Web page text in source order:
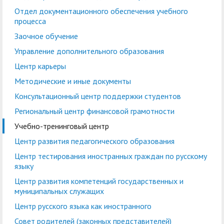
Управление по
правовой и кадровой
работе
Управление
финансового контроля
Планово-финансовое
управление
комплексной
безопасности
Координационный
центр
Антитеррористическая
Противодействие
коррупции
Центр цифрового
развития
информационной
политике и связям с
Отдел практической
подготовки студентов
Отдел
процесса
Заочное обучение
образования
Центр карьеры
документы
Консультационный
центр поддержки
студентов
Региональный центр
финансовой
Учебно-тренинговый
Центр развития
воспитательной работе
Центр
добровольчества
«Абилимпикс»
Экскурсионно-
Ассоциация
выпускников
Информационные
материалы
кадров
Лаборатории, НШ,
кафедра
Научные мероприятия в
ГАГУ
гостеприимства
Национальный проект
«Наука и
университеты»
Военно-патриотический
клуб "БАРС"
Отдел документационного обеспечения учебного
процесса
Заочное обучение
Управление дополнительного образования
Центр карьеры
Методические и иные документы
Консультационный центр поддержки студентов
Региональный центр финансовой грамотности
Учебно-тренинговый центр
Центр развития педагогического образования
Центр тестирования иностранных граждан по русскому
языку
Центр развития компетенций государственных и
муниципальных служащих
Центр русского языка как иностранного
Совет родителей (законных представителей)